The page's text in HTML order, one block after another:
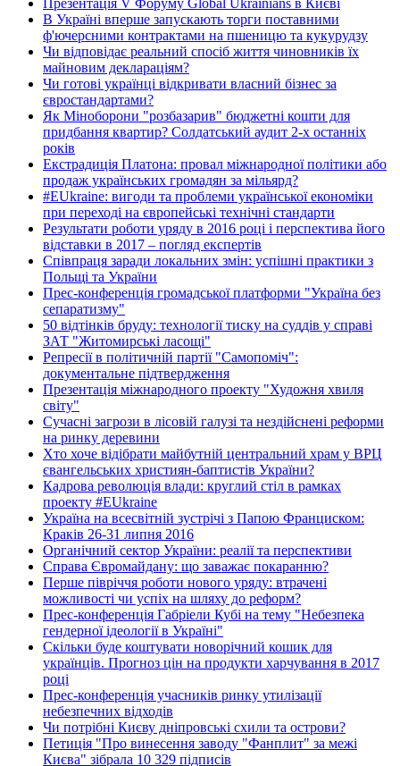
В Україні вперше запускають торги поставними
ф'ючерсними контрактами на пшеницю та кукурудзу
Чи відповідає реальний спосіб життя чиновників їх
майновим деклараціям?
Чи готові українці відкривати власний бізнес за
євростандартами?
Як Міноборони "розбазарив" бюджетні кошти для
придбання квартир? Солдатський аудит 2-х останніх
років
Екстрадиція Платона: провал міжнародної політики або
продаж українських громадян за мільярд?
#EUkraine: вигоди та проблеми української економіки
при переході на європейські технічні стандарти
Результати роботи уряду в 2016 році і перспектива його
відставки в 2017 – погляд експертів
Співпраця заради локальних змін: успішні практики з
Польщі та України
Прес-конференція громадської платформи "Україна без
сепаратизму"
50 відтінків бруду: технології тиску на суддів у справі
ЗАТ "Житомирські ласощі"
Репресії в політичній партії "Самопоміч":
документальне підтвердження
Презентація міжнародного проекту "Художня хвиля
світу"
Сучасні загрози в лісовій галузі та нездійснені реформи
на ринку деревини
Хто хоче відібрати майбутній центральний храм у ВРЦ
євангельських християн-баптистів України?
Кадрова революція влади: круглий стіл в рамках
проекту #EUkraine
Україна на всесвітній зустрічі з Папою Франциском:
Краків 26-31 липня 2016
Органічний сектор України: реалії та перспективи
Справа Євромайдану: що заважає покаранню?
Перше півріччя роботи нового уряду: втрачені
можливості чи успіх на шляху до реформ?
Прес-конференція Габріели Кубі на тему "Небезпека
гендерної ідеології в Україні"
Скільки буде коштувати новорічний кошик для
українців. Прогноз цін на продукти харчування в 2017
році
Прес-конференція учасників ринку утилізації
небезпечних відходів
Чи потрібні Києву дніпровські схили та острови?
Петиція "Про винесення заводу "Фанплит" за межі
Києва" зібрала 10 329 підписів